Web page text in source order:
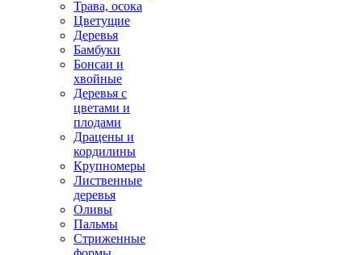
Трава, осока
Цветущие
Деревья
Бамбуки
Бонсаи и
хвойные
Деревья с
цветами и
плодами
Драцены и
кордилины
Крупномеры
Лиственные
деревья
Оливы
Пальмы
Стриженные